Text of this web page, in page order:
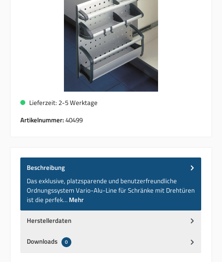
Lieferzeit: 2-5 Werktage
Artikelnummer:40499
Beschreibung
Das exklusive, platzsparende und benutzerfreundliche
Ordnungssystem Vario-Alu-Line für Schränke mit Drehtüren
ist die perfek… Mehr
Herstellerdaten
Downloads 0